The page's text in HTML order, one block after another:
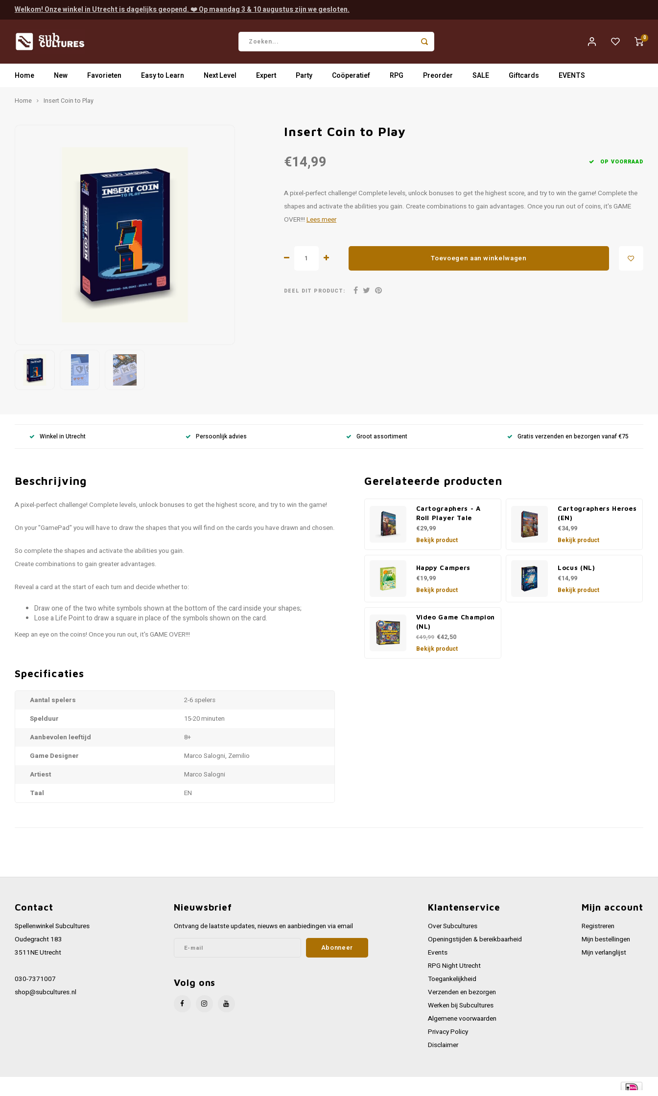
Welkom! Onze winkel in Utrecht is dagelijks geopend. ❤️ Op maandag 3 & 10 augustus zijn we gesloten.
0
Home New Favorieten Easy to Learn Next Level Expert Party Coöperatief RPG Preorder SALE Giftcards EVENTS
Home Insert Coin to Play
Insert Coin to Play
€14,99 OP VOORRAAD
A pixel-perfect challenge! Complete levels, unlock bonuses to get the highest score, and try to win the game! Complete the
shapes and activate the abilities you gain. Create combinations to gain advantages. Once you run out of coins, it's GAME
OVER!!!Lees meer
Toevoegen aan winkelwagen
DEEL DIT PRODUCT:
Winkel in Utrecht Persoonlijk advies Groot assortiment Gratis verzenden en bezorgen vanaf €75
Beschrijving
A pixel-perfect challenge! Complete levels, unlock bonuses to get the highest score, and try to win the game!
On your "GamePad" you will have to draw the shapes that you will find on the cards you have drawn and chosen.
So complete the shapes and activate the abilities you gain.
Create combinations to gain greater advantages.
Reveal a card at the start of each turn and decide whether to:
Draw one of the two white symbols shown at the bottom of the card inside your shapes;
Lose a Life Point to draw a square in place of the symbols shown on the card.
Keep an eye on the coins! Once you run out, it's GAME OVER!!!
Specificaties
Aantal spelers
2-6 spelers
Spelduur
15-20 minuten
Aanbevolen leeftijd
8+
Game Designer
Marco Salogni, Zemilio
Artiest
Marco Salogni
Taal
EN
Gerelateerde producten
Cartographers - A
Roll Player Tale
€29,99
Bekijk product
Cartographers Heroes
(EN)
€34,99
Bekijk product
Happy Campers
€19,99
Bekijk product
Locus (NL)
€14,99
Bekijk product
Video Game Champion
(NL)
€49,99 €42,50
Bekijk product
Contact
Spellenwinkel Subcultures
Oudegracht 183
3511NE Utrecht
030-7371007
shop@subcultures.nl
Nieuwsbrief
Ontvang de laatste updates, nieuws en aanbiedingen via email
Abonneer
Volg ons
Klantenservice
Over Subcultures
Openingstijden & bereikbaarheid
Events
RPG Night Utrecht
Toegankelijkheid
Verzenden en bezorgen
Werken bij Subcultures
Algemene voorwaarden
Privacy Policy
Disclaimer
Mijn account
Registreren
Mijn bestellingen
Mijn verlanglijst